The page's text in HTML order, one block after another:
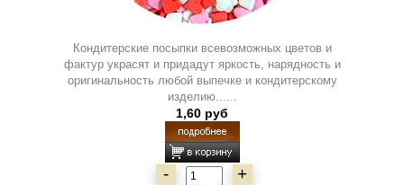
Кондитерские посыпки всевозможных цветов и
фактур украсят и придадут яркость, нарядность и
оригинальность любой выпечке и кондитерскому
изделию......
1,60 руб
- +